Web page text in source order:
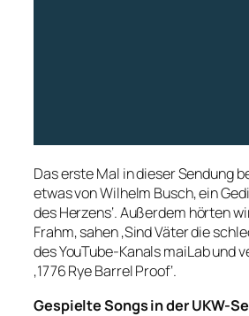
Das erste Mal in dieser Sendung
etwas von Wilhelm Busch, ein
des Herzens‘. Außerdem hörten
Frahm, sahen ‚Sind Väter die
des YouTube-Kanals maiLab und
‚1776 Rye Barrel Proof‘.
Gespielte Songs in der UKW-